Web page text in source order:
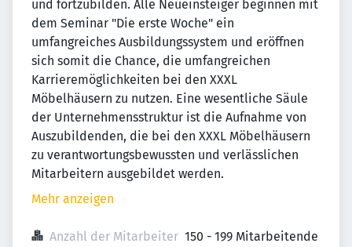
und fortzubilden. Alle Neueinsteiger beginnen mit
dem Seminar "Die erste Woche" ein
umfangreiches Ausbildungssystem und eröffnen
sich somit die Chance, die umfangreichen
Karrieremöglichkeiten bei den XXXL
Möbelhäusern zu nutzen. Eine wesentliche Säule
der Unternehmensstruktur ist die Aufnahme von
Auszubildenden, die bei den XXXL Möbelhäusern
zu verantwortungsbewussten und verlässlichen
Mitarbeitern ausgebildet werden.
Mehr anzeigen
Anzahl der Mitarbeiter 150 - 199 Mitarbeitende